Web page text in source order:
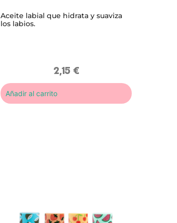
Aceite labial que hidrata y suaviza
los labios.
2,15 €
Añadir al carrito